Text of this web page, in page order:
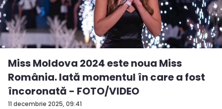
11 decembrie 2025, 09:41
Miss Moldova 2024 este noua Miss
România. Iată momentul în care a fost
încoronată - FOTO/VIDEO